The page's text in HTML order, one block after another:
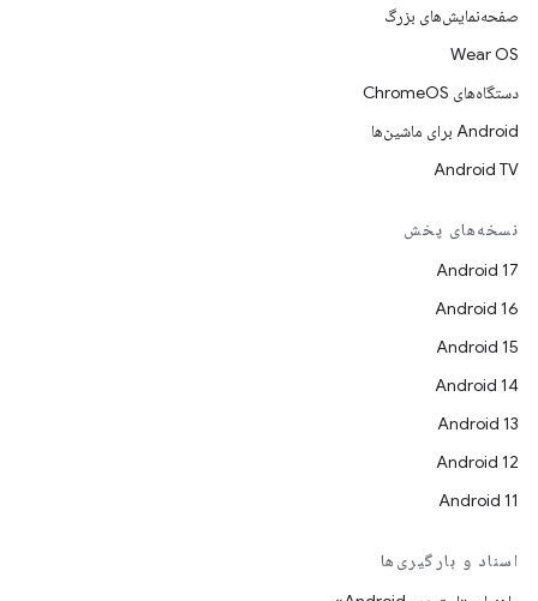
صفحه‌نمایش‌های بزرگ
Wear OS
دستگاه‌های ChromeOS
Android برای ماشین‌ها
Android TV
نسخه‌های پخش
Android 17
Android 16
Android 15
Android 14
Android 13
Android 12
Android 11
اسناد و بارگیری‌ها